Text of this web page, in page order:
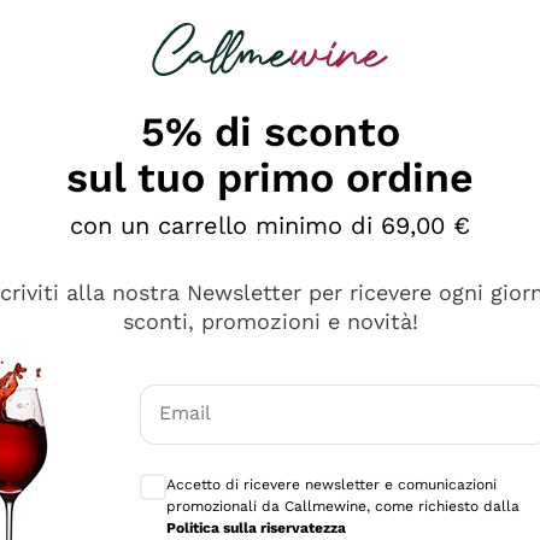
è male ma secondo me ci sono alternative che
5% di sconto
sul tuo primo ordine
con un carrello minimo di 69,00 €
alla nostra Newsletter per ricevere ogni
sconti, promozioni e novità!
Email
Accetto di ricevere newsletter e comunicazioni
promozionali da Callmewine, come richiesto dalla
Politica sulla riservatezza